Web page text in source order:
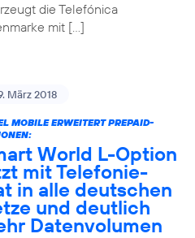
die Telefónica
mit […]
März 2018
MOBILE ERWEITERT PREPAID-
World L-Option
mit Telefonie-
in alle deutschen
und deutlich
Datenvolumen